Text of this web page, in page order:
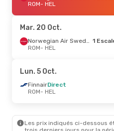
ROM- HEL
HEL- ROM
Lun. 7 Sept.- Mer. 9 Sept.
ROM- HEL
1 Escale
HEL- ROM
ROM- HEL
Mar. 20 Oct.
Norwegian Air Sweden 1
ROM- HEL
Lun. 5 Oct.
FinnairDirect
ROM- HEL
Les prix indiqués ci-dessous